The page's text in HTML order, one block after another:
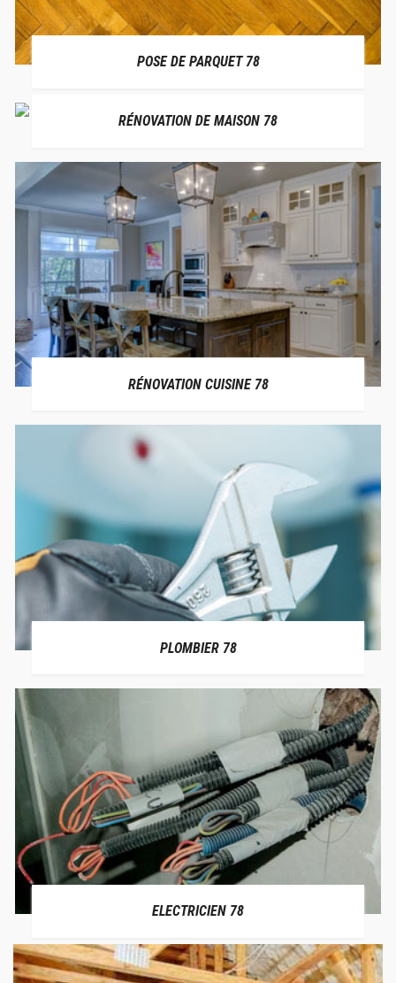
POSE DE PARQUET 78
RÉNOVATION DE MAISON 78
RÉNOVATION CUISINE 78
PLOMBIER 78
ELECTRICIEN 78